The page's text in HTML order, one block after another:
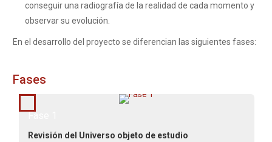
conseguir una radiografía de la realidad de cada momento y
observar su evolución.
En el desarrollo del proyecto se diferencian las siguientes fases:
Fases
Marzo - Abril 2010
Fase 1
Revisión del Universo objeto de estudio